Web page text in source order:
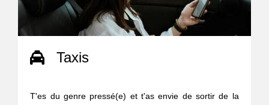
Taxis
T'es du genre pressé(e) et t'as envie de sortir de la